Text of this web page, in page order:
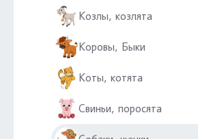
Козлы, козлята
Коровы, Быки
Коты, котята
Свиньи, поросята